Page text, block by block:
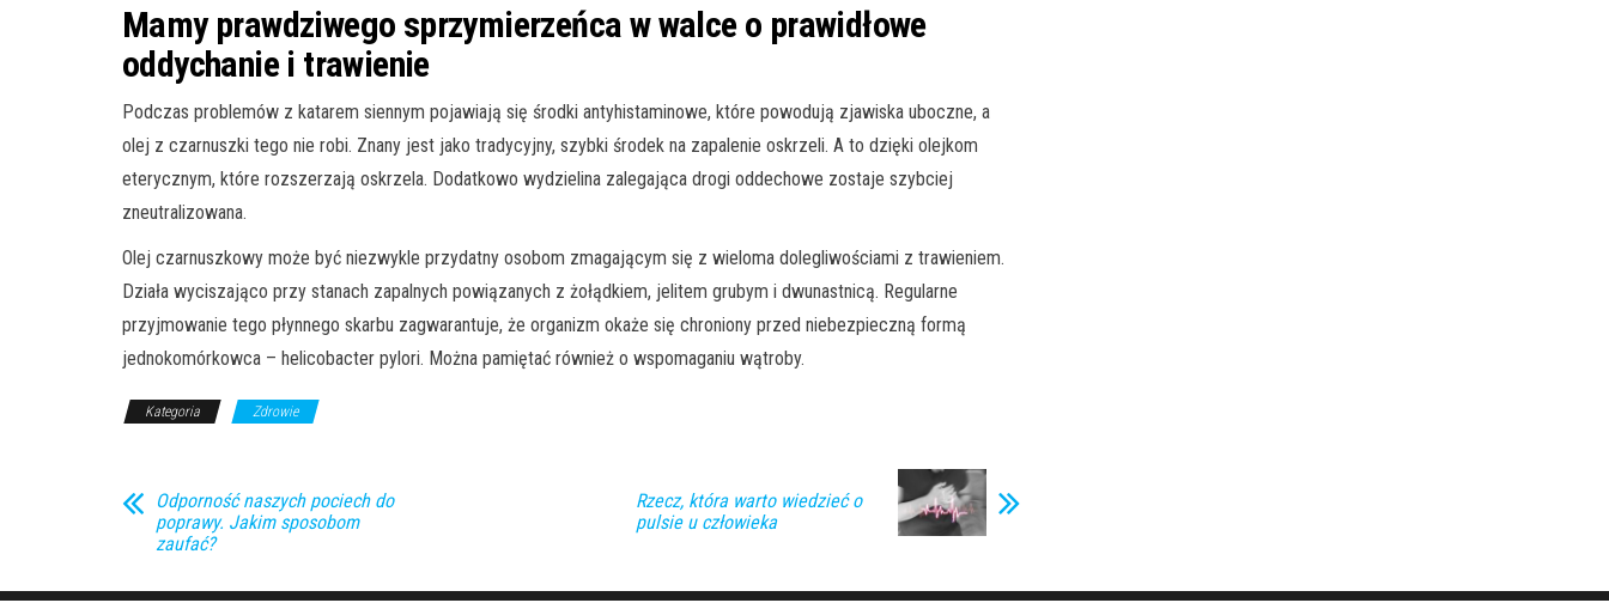
Mamy prawdziwego sprzymierzeńca w walce o prawidłowe
oddychanie i trawienie
Podczas problemów z katarem siennym pojawiają się środki antyhistaminowe, które powodują zjawiska uboczne, a
olej z czarnuszki tego nie robi. Znany jest jako tradycyjny, szybki środek na zapalenie oskrzeli. A to dzięki olejkom
eterycznym, które rozszerzają oskrzela. Dodatkowo wydzielina zalegająca drogi oddechowe zostaje szybciej
zneutralizowana.
Olej czarnuszkowy może być niezwykle przydatny osobom zmagającym się z wieloma dolegliwościami z trawieniem.
Działa wyciszająco przy stanach zapalnych powiązanych z żołądkiem, jelitem grubym i dwunastnicą. Regularne
przyjmowanie tego płynnego skarbu zagwarantuje, że organizm okaże się chroniony przed niebezpieczną formą
jednokomórkowca – helicobacter pylori. Można pamiętać również o wspomaganiu wątroby.
Kategoria Zdrowie
Odporność naszych pociech do
poprawy. Jakim sposobom
zaufać?
Rzecz, która warto wiedzieć o
pulsie u człowieka